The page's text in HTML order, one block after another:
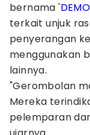
bernama 'DEMO
terkait unjuk
penyerangan
menggunakan
lainnya.
"Gerombolan
Mereka
pelemparan